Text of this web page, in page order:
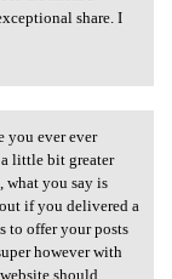
share. I
have
you ever ever
little bit greater
what you say is
if you delivered a
to offer your posts
however with
should